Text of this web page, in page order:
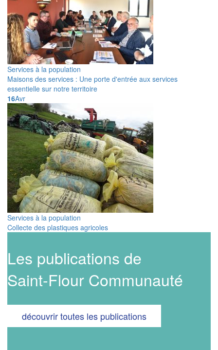
Services à la population
Maisons des services : Une porte d'entrée aux services
essentielle sur notre territoire
16Avr
Services à la population
Collecte des plastiques agricoles
Les publications de
Saint-Flour Communauté
découvrir toutes les publications